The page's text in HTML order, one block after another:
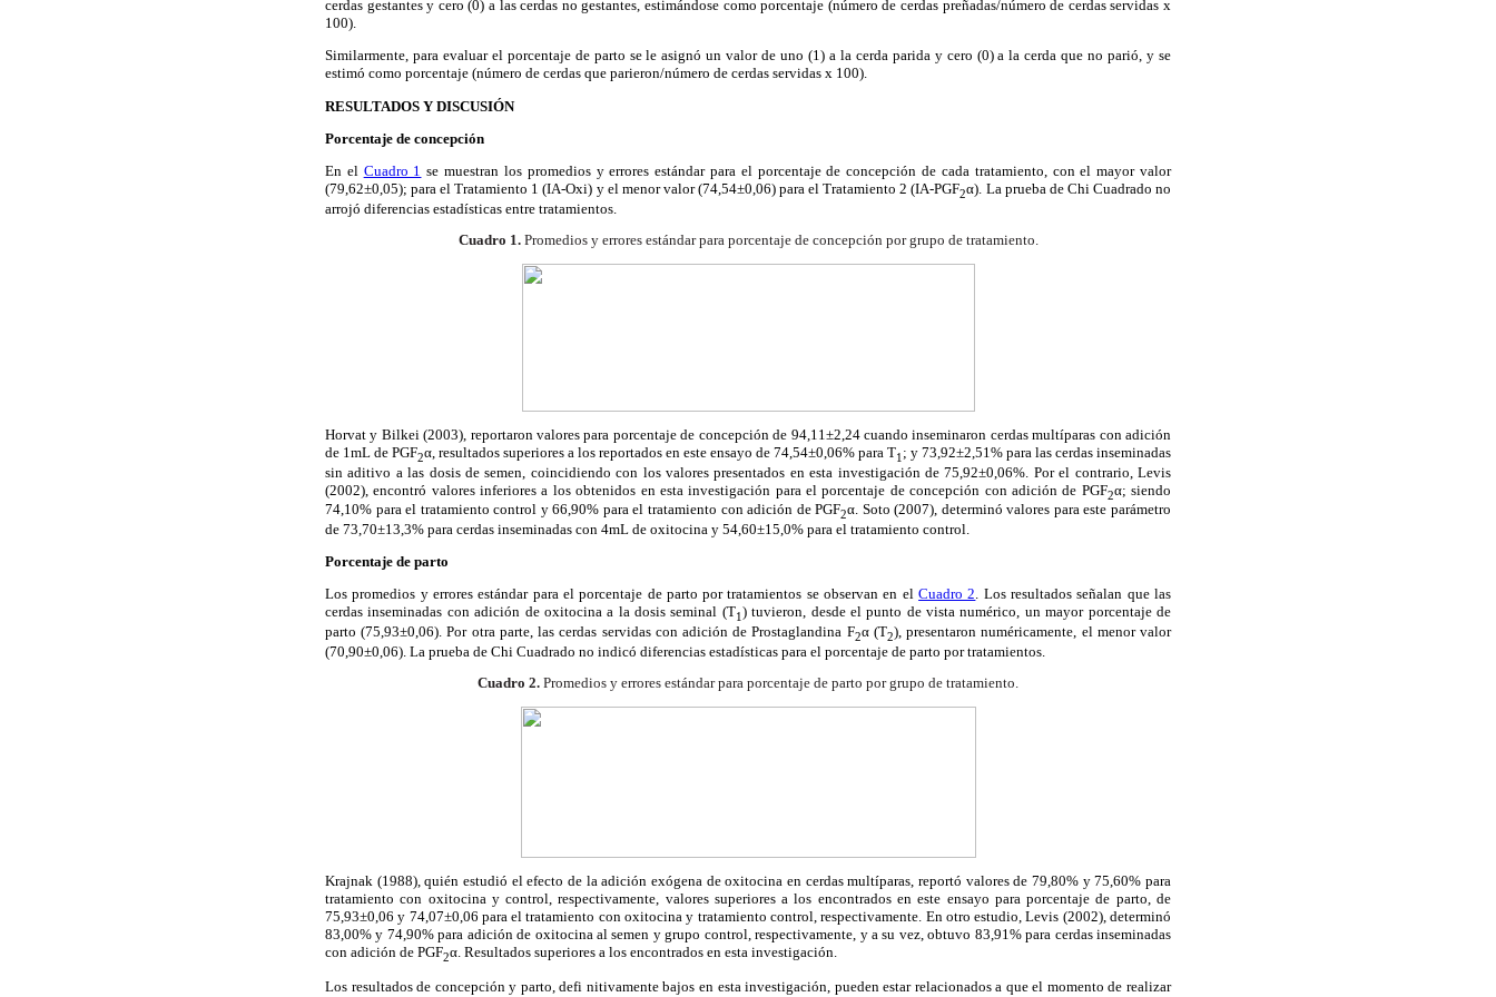
cerdas gestantes y cero (0) a las cerdas no gestantes, estimándose como porcentaje (número de cerdas preñadas/número de cerdas servidas x
100).
Similarmente, para evaluar el porcentaje de parto se le asignó un valor de uno (1) a la cerda parida y cero (0) a la cerda que no parió, y se
estimó como porcentaje (número de cerdas que parieron/número de cerdas servidas x 100).
RESULTADOS Y DISCUSIÓN
Porcentaje de concepción
En el Cuadro 1 se muestran los promedios y errores estándar para el porcentaje de concepción de cada tratamiento, con el mayor valor
(79,62±0,05); para el Tratamiento 1 (IA-Oxi) y el menor valor (74,54±0,06) para el Tratamiento 2 (IA-PGF2α). La prueba de Chi Cuadrado no
arrojó diferencias estadísticas entre tratamientos.
Cuadro 1. Promedios y errores estándar para porcentaje de concepción por grupo de tratamiento.
Horvat y Bilkei (2003), reportaron valores para porcentaje de concepción de 94,11±2,24 cuando inseminaron cerdas multíparas con adición
de 1mL de PGF2α, resultados superiores a los reportados en este ensayo de 74,54±0,06% para T1 ; y 73,92±2,51% para las cerdas inseminadas
sin aditivo a las dosis de semen, coincidiendo con los valores presentados en esta investigación de 75,92±0,06%. Por el contrario, Levis
(2002), encontró valores inferiores a los obtenidos en esta investigación para el porcentaje de concepción con adición de PGF2α; siendo
74,10% para el tratamiento control y 66,90% para el tratamiento con adición de PGF2α. Soto (2007), determinó valores para este parámetro
de 73,70±13,3% para cerdas inseminadas con 4mL de oxitocina y 54,60±15,0% para el tratamiento control.
Porcentaje de parto
Los promedios y errores estándar para el porcentaje de parto por tratamientos se observan en elCuadro 2. Los resultados señalan que las
cerdas inseminadas con adición de oxitocina a la dosis seminal (T1) tuvieron, desde el punto de vista numérico, un mayor porcentaje de
parto (75,93±0,06). Por otra parte, las cerdas servidas con adición de Prostaglandina F2α (T2), presentaron numéricamente, el menor valor
(70,90±0,06). La prueba de Chi Cuadrado no indicó diferencias estadísticas para el porcentaje de parto por tratamientos.
Cuadro 2. Promedios y errores estándar para porcentaje de parto por grupo de tratamiento.
Krajnak (1988), quién estudió el efecto de la adición exógena de oxitocina en cerdas multíparas, reportó valores de 79,80% y 75,60% para
tratamiento con oxitocina y control, respectivamente, valores superiores a los encontrados en este ensayo para porcentaje de parto, de
75,93±0,06 y 74,07±0,06 para el tratamiento con oxitocina y tratamiento control, respectivamente. En otro estudio, Levis (2002), determinó
83,00% y 74,90% para adición de oxitocina al semen y grupo control, respectivamente, y a su vez, obtuvo 83,91% para cerdas inseminadas
con adición de PGF2α. Resultados superiores a los encontrados en esta investigación.
Los resultados de concepción y parto, defi nitivamente bajos en esta investigación, pueden estar relacionados a que el momento de realizar